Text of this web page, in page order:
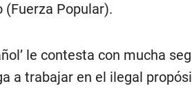
(Fuerza Popular).
le contesta con mucha
a trabajar en el ilegal